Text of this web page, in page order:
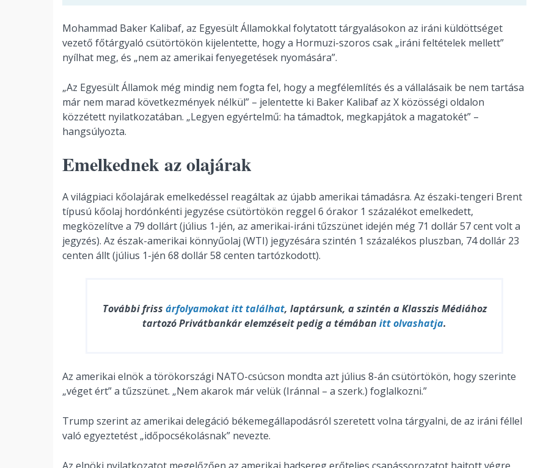
Mohammad Baker Kalibaf, az Egyesült Államokkal folytatott tárgyalásokon az iráni küldöttséget
vezető főtárgyaló csütörtökön kijelentette, hogy a Hormuzi-szoros csak „iráni feltételek mellett”
nyílhat meg, és „nem az amerikai fenyegetések nyomására”.
„Az Egyesült Államok még mindig nem fogta fel, hogy a megfélemlítés és a vállalásaik be nem tartása
már nem marad következmények nélkül” – jelentette ki Baker Kalibaf az X közösségi oldalon
közzétett nyilatkozatában. „Legyen egyértelmű: ha támadtok, megkapjátok a magatokét” –
hangsúlyozta.
Emelkednek az olajárak
A világpiaci kőolajárak emelkedéssel reagáltak az újabb amerikai támadásra. Az északi-tengeri Brent
típusú kőolaj hordónkénti jegyzése csütörtökön reggel 6 órakor 1 százalékot emelkedett,
megközelítve a 79 dollárt (július 1-jén, az amerikai-iráni tűzszünet idején még 71 dollár 57 cent volt a
jegyzés). Az észak-amerikai könnyűolaj (WTI) jegyzésára szintén 1 százalékos pluszban, 74 dollár 23
centen állt (július 1-jén 68 dollár 58 centen tartózkodott).
További friss árfolyamokat itt találhat, laptársunk, a szintén a Klasszis Médiához
tartozó Privátbankár elemzéseit pedig a témában itt olvashatja.
Az amerikai elnök a törökországi NATO-csúcson mondta azt július 8-án csütörtökön, hogy szerinte
„véget ért” a tűzszünet. „Nem akarok már velük (Iránnal – a szerk.) foglalkozni.”
Trump szerint az amerikai delegáció békemegállapodásról szeretett volna tárgyalni, de az iráni féllel
való egyeztetést „időpocsékolásnak” nevezte.